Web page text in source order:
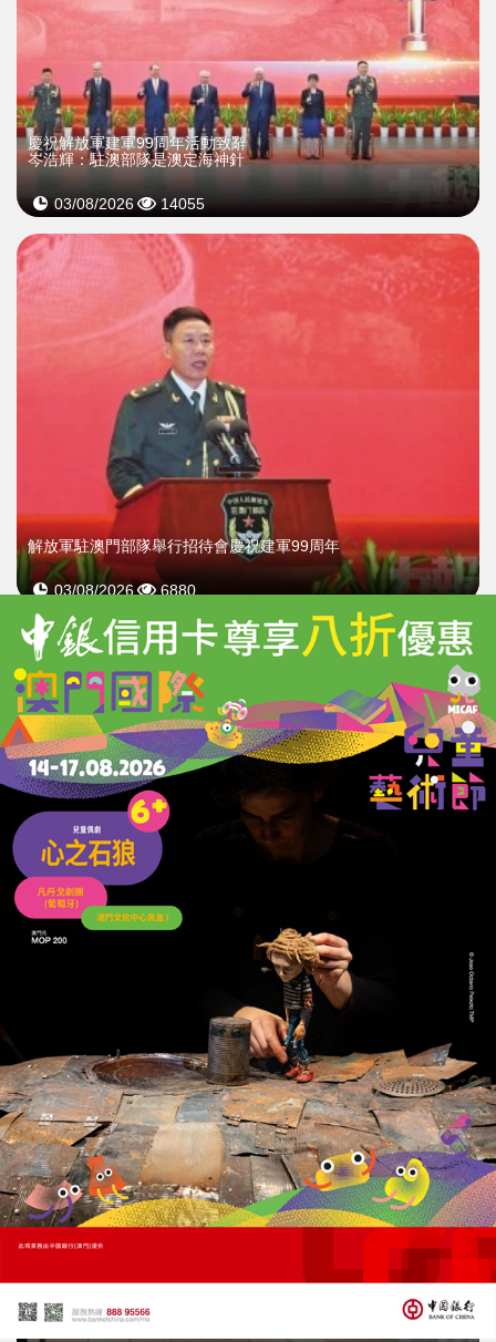
慶祝解放軍建軍99周年活動致辭
岑浩輝：駐澳部隊是澳定海神針
03/08/2026 14055
解放軍駐澳門部隊舉行招待會慶祝建軍99周年
03/08/2026 6880
岑浩輝：駐澳部隊是守護澳門繁榮穩定的定海神針
解放軍核潛艇試射潛射戰略導彈
中俄海上聯演同日展開